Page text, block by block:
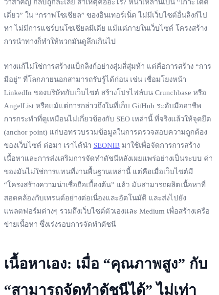
ว่าสำคัญ กลับถูกละเลย สาเหตุคืออะไร? หน้าเหล่านี้เป็น “เกาะโดด
เดี่ยว” ใน “กราฟโซเชียล” ของอินเทอร์เน็ต ไม่มีเว็บไซต์อื่นลิงก์ไป
หา ไม่มีการแชร์บนโซเชียลมีเดีย แม้แต่ภายในเว็บไซต์ โครงสร้าง
การนำทางก็ทำให้พวกมันดูลึกเกินไป
ทางแก้ไม่ใช่การสร้างแบ็กลิงก์อย่างสุ่มสี่สุ่มห้า แต่คือการสร้าง “การ
มีอยู่” ที่โลกภายนอกสามารถรับรู้ได้ก่อน เช่น เชื่อมโยงหน้า
LinkedIn ของบริษัทกับเว็บไซต์ สร้างโปรไฟล์บน Crunchbase หรือ
AngelList หรือแม้แต่การกล่าวถึงในที่เก็บ GitHub ระดับมืออาชีพ
การกระทำที่ดูเหมือนไม่เกี่ยวข้องกับ SEO เหล่านี้ ที่จริงแล้วให้จุดยึด
(anchor point) แก่บอทรวบรวมข้อมูลในการตรวจสอบความถูกต้อง
ของเว็บไซต์ ต่อมา เราได้นำ SEONIB มาใช้เพื่อจัดการการสร้าง
เนื้อหาและการส่งเสริมการจัดทำดัชนีหลังเผยแพร่อย่างเป็นระบบ ค่า
ของมันไม่ใช่การแทนที่งานพื้นฐานเหล่านี้ แต่คือเมื่อเว็บไซต์มี
“โครงสร้างความน่าเชื่อถือเบื้องต้น” แล้ว มันสามารถผลิตเนื้อหาที่
สอดคล้องกับเทรนด์อย่างต่อเนื่องและอัตโนมัติ และส่งไปยัง
แพลตฟอร์มต่างๆ รวมถึงเว็บไซต์ตัวเองและ Medium เพื่อสร้างเครือ
ข่ายเนื้อหา ซึ่งเร่งรอบการจัดทำดัชนี
เนื้อหาเอง: เมื่อ “คุณภาพสูง” กับ
“สามารถจัดทำดัชนีได้” ไม่เท่า